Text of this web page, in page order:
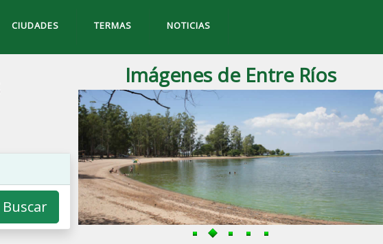
CIUDADES TERMAS NOTICIAS
Buscar
Imágenes de Entre Ríos